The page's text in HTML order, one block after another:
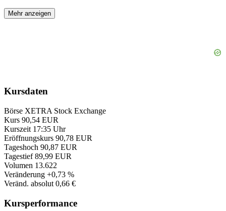
Mehr anzeigen
Kursdaten
Börse XETRA Stock Exchange
Kurs 90,54 EUR
Kurszeit 17:35 Uhr
Eröffnungskurs 90,78 EUR
Tageshoch 90,87 EUR
Tagestief 89,99 EUR
Volumen 13.622
Veränderung +0,73 %
Veränd. absolut 0,66 €
Kursperformance